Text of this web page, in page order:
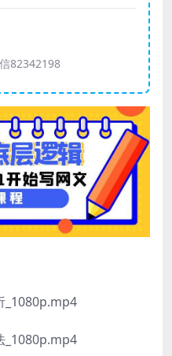
82342198
_1080p.mp4
_1080p.mp4